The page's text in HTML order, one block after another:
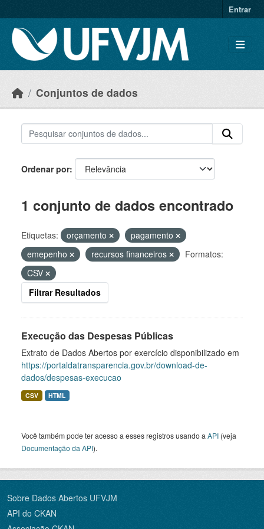
Entrar
Conjuntos de dados
Ordenar por
1 conjunto de dados encontrado
Etiquetas: orçamento
pagamento
emepenho
recursos financeiros
Formatos:
CSV
Filtrar Resultados
Execução das Despesas Públicas
Extrato de Dados Abertos por exercício disponibilizado em
https://portaldatransparencia.gov.br/download-de-
dados/despesas-execucao
CSV HTML
Você também pode ter acesso a esses registros usando a API (veja
Documentação da API).
Sobre Dados Abertos UFVJM
API do CKAN